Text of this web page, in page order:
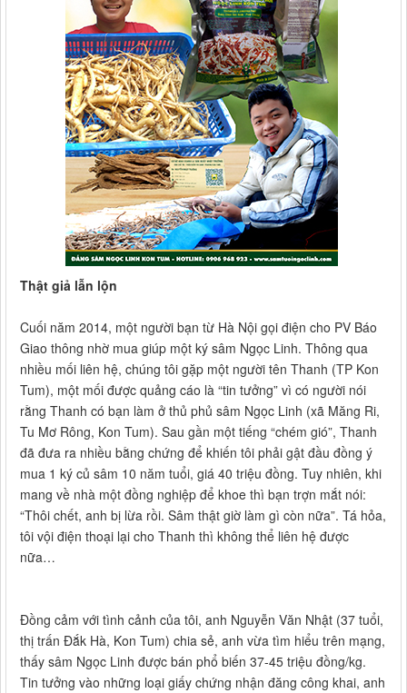
Thật giả lẫn lộn
Cuối năm 2014, một người bạn từ Hà Nội gọi điện cho PV Báo
Giao thông nhờ mua giúp một ký sâm Ngọc Linh. Thông qua
nhiều mối liên hệ, chúng tôi gặp một người tên Thanh (TP Kon
Tum), một mối được quảng cáo là “tin tưởng” vì có người nói
rằng Thanh có bạn làm ở thủ phủ sâm Ngọc Linh (xã Măng Ri,
Tu Mơ Rông, Kon Tum). Sau gần một tiếng “chém gió”, Thanh
đã đưa ra nhiều bằng chứng để khiến tôi phải gật đầu đồng ý
mua 1 ký củ sâm 10 năm tuổi, giá 40 triệu đồng. Tuy nhiên, khi
mang về nhà một đồng nghiệp để khoe thì bạn trợn mắt nói:
“Thôi chết, anh bị lừa rồi. Sâm thật giờ làm gì còn nữa”. Tá hỏa,
tôi vội điện thoại lại cho Thanh thì không thể liên hệ được
nữa…
Đồng cảm với tình cảnh của tôi, anh Nguyễn Văn Nhật (37 tuổi,
thị trấn Đắk Hà, Kon Tum) chia sẻ, anh vừa tìm hiểu trên mạng,
thấy sâm Ngọc Linh được bán phổ biến 37-45 triệu đồng/kg.
Tin tưởng vào những loại giấy chứng nhận đăng công khai, anh